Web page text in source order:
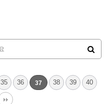
35 36 37 38 39 40